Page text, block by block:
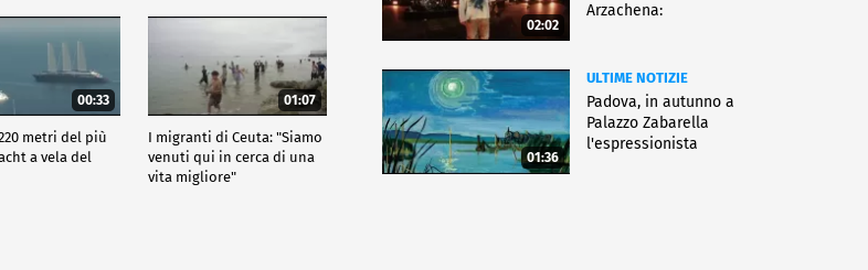
00:33
metri del più
a vela del
01:07
I migranti di Ceuta: "Siamo
venuti qui in cerca di una
vita migliore"
02:02
Arzachena:
01:36
ULTIME NOTIZIE
Padova, in autunno a
Palazzo Zabarella
l'espressionista